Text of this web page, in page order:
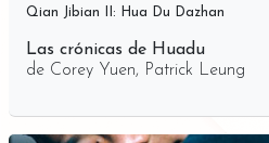
Qian Jibian II: Hua Du Dazhan
Las crónicas de Huadu
de Corey Yuen, Patrick Leung